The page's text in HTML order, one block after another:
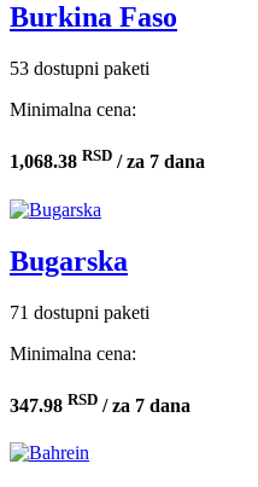
Burkina Faso
53 dostupni paketi
Minimalna cena:
1,068.38 RSD / za 7 dana
Bugarska
71 dostupni paketi
Minimalna cena:
347.98 RSD / za 7 dana